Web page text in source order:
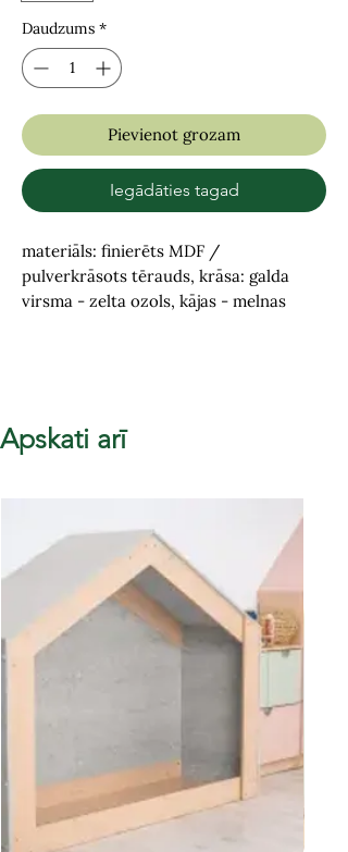
Daudzums *
Pievienot grozam
Iegādāties tagad
materiāls: finierēts MDF /
pulverkrāsots tērauds, krāsa: galda
virsma - zelta ozols, kājas - melnas
Apskati arī